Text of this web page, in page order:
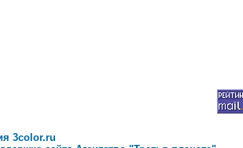
3color.ru